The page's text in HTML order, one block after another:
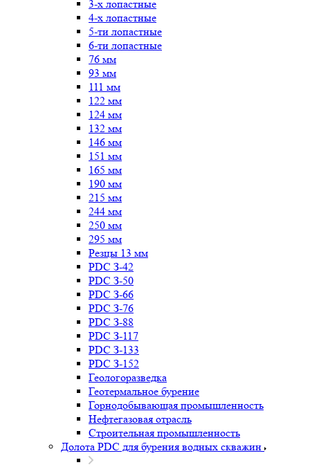
3-х лопастные
4-х лопастные
5-ти лопастные
6-ти лопастные
76 мм
93 мм
111 мм
122 мм
124 мм
132 мм
146 мм
151 мм
165 мм
190 мм
215 мм
244 мм
250 мм
295 мм
Резцы 13 мм
PDC З-42
PDC З-50
PDC З-66
PDC З-76
PDC З-88
PDC З-117
PDC З-133
PDC З-152
Геологоразведка
Геотермальное бурение
Горнодобывающая промышленность
Нефтегазовая отрасль
Строительная промышленность
Долота PDC для бурения водных скважин